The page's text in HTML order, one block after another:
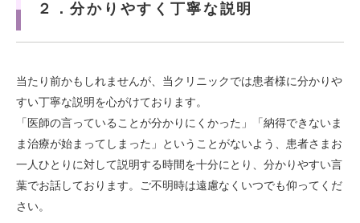
２．分かりやすく丁寧な説明
当たり前かもしれませんが、当クリニックでは患者様に分かりや
すい丁寧な説明を心がけております。
「医師の言っていることが分かりにくかった」「納得できないま
ま治療が始まってしまった」ということがないよう、患者さまお
一人ひとりに対して説明する時間を十分にとり、分かりやすい言
葉でお話しております。ご不明時は遠慮なくいつでも仰ってくだ
さい。